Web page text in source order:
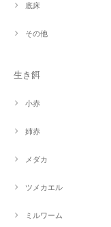
底床
その他
生き餌
小赤
姉赤
メダカ
ツメカエル
ミルワーム